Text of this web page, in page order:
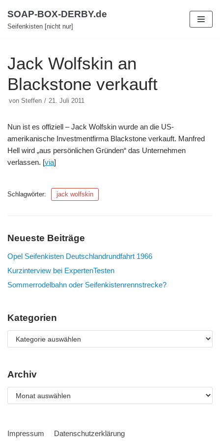
Zum
Inhalt
SOAP-BOX-DERBY.de
Seifenkisten [nicht nur]
Jack Wolfskin an
Blackstone verkauft
von Steffen 21. Juli 2011
Nun ist es offiziell – Jack Wolfskin wurde an die US-
amerikanische Investmentfirma Blackstone verkauft. Manfred
Hell wird „aus persönlichen Gründen“ das Unternehmen
verlassen. [via]
Schlagwörter: jack wolfskin
Neueste Beiträge
Opel Seifenkisten Deutschlandrundfahrt 1966
Kurzinterview bei ExpertenTesten
Sommerrodelbahn oder Seifenkistenrennstrecke?
Kategorien
Archiv
Impressum Datenschutzerklärung